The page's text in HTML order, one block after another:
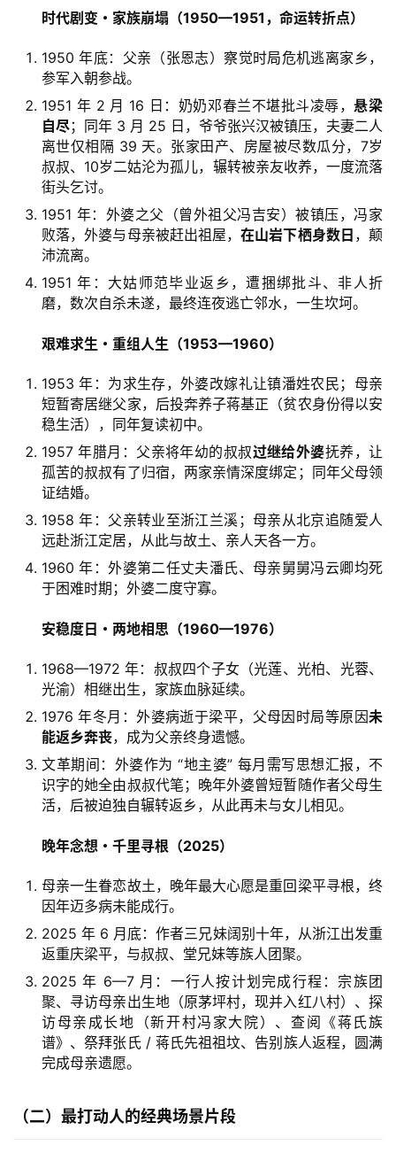
时代剧变・家族崩塌（1950—1951，命运转折点）
1950 年底：父亲（张恩志）察觉时局危机逃离家乡，
参军入朝参战。
1951 年 2 月 16 日：奶奶邓春兰不堪批斗凌辱，悬梁
自尽；同年 3 月 25 日，爷爷张兴汉被镇压，夫妻二人
离世仅相隔 39 天。张家田产、房屋被尽数瓜分，7岁
叔叔、10岁二姑沦为孤儿，辗转被亲友收养，一度流落
街头乞讨。
1951 年：外婆之父（曾外祖父冯吉安）被镇压，冯家
败落，外婆与母亲被赶出祖屋，在山岩下栖身数日 ，颠
沛流离。
1951 年：大姑师范毕业返乡，遭捆绑批斗、非人折
磨，数次自杀未遂，最终连夜逃亡邻水，一生坎坷。
艰难求生・重组人生（1953—1960）
1953 年：为求生存，外婆改嫁礼让镇潘姓农民；母亲
短暂寄居继父家，后投奔养子蒋基正（贫农身份得以安
稳生活），同年复读初中。
1957 年腊月：父亲将年幼的叔叔过继给外婆抚养，让
孤苦的叔叔有了归宿，两家亲情深度绑定；同年父母领
证结婚。
1958 年：父亲转业至浙江兰溪；母亲从北京追随爱人
远赴浙江定居，从此与故土、亲人天各一方。
1960 年：外婆第二任丈夫潘氏、母亲舅舅冯云卿均死
于困难时期；外婆二度守寡。
安稳度日・两地相思（1960—1976）
1968—1972 年：叔叔四个子女（光莲、光柏、光蓉、
光渝）相继出生，家族血脉延续。
1976 年冬月：外婆病逝于梁平，父母因时局等原因未
能返乡奔丧，成为父亲终身遗憾。
文革期间：外婆作为 “地主婆” 每月需写思想汇报，不
识字的她全由叔叔代笔；晚年外婆曾短暂随作者父母生
活，后被迫独自辗转返乡，从此再未与女儿相见。
晚年念想・千里寻根（2025）
母亲一生眷恋故土，晚年最大心愿是重回梁平寻根，终
因年迈多病未能成行。
2025 年 6 月底：作者三兄妹阔别十年，从浙江出发重
返重庆梁平，与叔叔、堂兄妹等族人团聚。
2025 年 6—7 月：一行人按计划完成行程：宗族团
聚、寻访母亲出生地（原茅坪村，现并入红八村）、探
访母亲成长地（新开村冯家大院）、查阅《蒋氏族
谱》、祭拜张氏 / 蒋氏先祖祖坟、告别族人返程，圆满
完成母亲遗愿。
（二）最打动人的经典场景片段